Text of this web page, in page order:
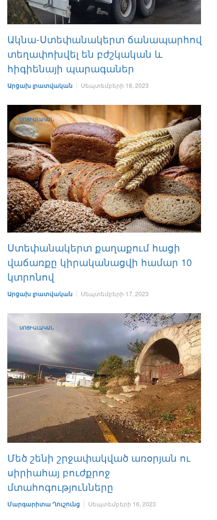
Ակնա-Ստեփանակերտ ճանապարհով
տեղափոխվել են բժշկական և
հիգիենայի պարագաներ
Արցախ լրատվական Սեպտեմբերի 18, 2023
ՍՈՑԻԱԼԱԿԱՆ
Ստեփանակերտ քաղաքում հացի
վաճառքը կիրականացվի համար 10
կտրոնով
Արցախ լրատվական Սեպտեմբերի 17, 2023
ՍՈՑԻԱԼԱԿԱՆ
Մեծ շենի շրջափակված առօրյան ու
սիրիահայ բուժքրոջ
մտահոգությունները
Մարգարիտա Ղուշունց Սեպտեմբերի 16, 2023